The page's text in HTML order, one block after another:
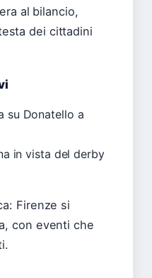
al bilancio,
dei cittadini
su Donatello a
in vista del derby
Firenze si
con eventi che